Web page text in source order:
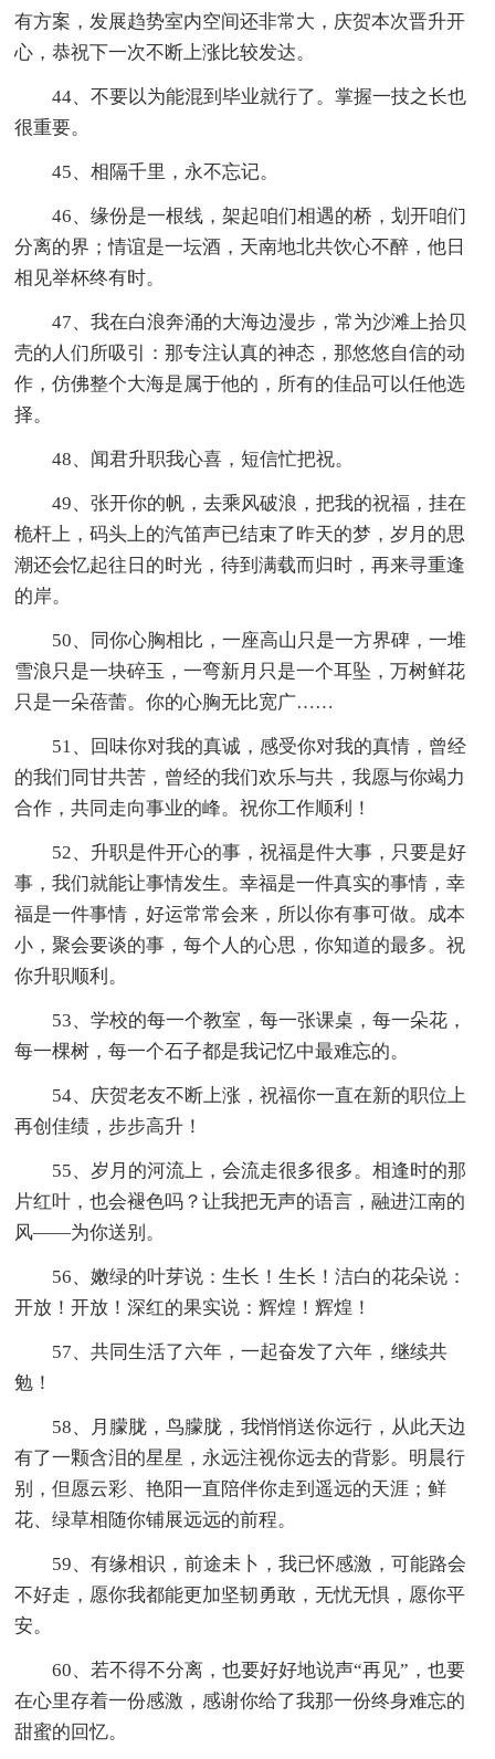
有方案，发展趋势室内空间还非常大，庆贺本次晋升开
心，恭祝下一次不断上涨比较发达。
44、不要以为能混到毕业就行了。掌握一技之长也
很重要。
45、相隔千里，永不忘记。
46、缘份是一根线，架起咱们相遇的桥，划开咱们
分离的界；情谊是一坛酒，天南地北共饮心不醉，他日
相见举杯终有时。
47、我在白浪奔涌的大海边漫步，常为沙滩上拾贝
壳的人们所吸引：那专注认真的神态，那悠悠自信的动
作，仿佛整个大海是属于他的，所有的佳品可以任他选
择。
48、闻君升职我心喜，短信忙把祝。
49、张开你的帆，去乘风破浪，把我的祝福，挂在
桅杆上，码头上的汽笛声已结束了昨天的梦，岁月的思
潮还会忆起往日的时光，待到满载而归时，再来寻重逢
的岸。
50、同你心胸相比，一座高山只是一方界碑，一堆
雪浪只是一块碎玉，一弯新月只是一个耳坠，万树鲜花
只是一朵蓓蕾。你的心胸无比宽广……
51、回味你对我的真诚，感受你对我的真情，曾经
的我们同甘共苦，曾经的我们欢乐与共，我愿与你竭力
合作，共同走向事业的峰。祝你工作顺利！
52、升职是件开心的事，祝福是件大事，只要是好
事，我们就能让事情发生。幸福是一件真实的事情，幸
福是一件事情，好运常常会来，所以你有事可做。成本
小，聚会要谈的事，每个人的心思，你知道的最多。祝
你升职顺利。
53、学校的每一个教室，每一张课桌，每一朵花，
每一棵树，每一个石子都是我记忆中最难忘的。
54、庆贺老友不断上涨，祝福你一直在新的职位上
再创佳绩，步步高升！
55、岁月的河流上，会流走很多很多。相逢时的那
片红叶，也会褪色吗？让我把无声的语言，融进江南的
风——为你送别。
56、嫩绿的叶芽说：生长！生长！洁白的花朵说：
开放！开放！深红的果实说：辉煌！辉煌！
57、共同生活了六年，一起奋发了六年，继续共
勉！
58、月朦胧，鸟朦胧，我悄悄送你远行，从此天边
有了一颗含泪的星星，永远注视你远去的背影。明晨行
别，但愿云彩、艳阳一直陪伴你走到遥远的天涯；鲜
花、绿草相随你铺展远远的前程。
59、有缘相识，前途未卜，我已怀感激，可能路会
不好走，愿你我都能更加坚韧勇敢，无忧无惧，愿你平
安。
60、若不得不分离，也要好好地说声“再见”，也要
在心里存着一份感激，感谢你给了我那一份终身难忘的
甜蜜的回忆。